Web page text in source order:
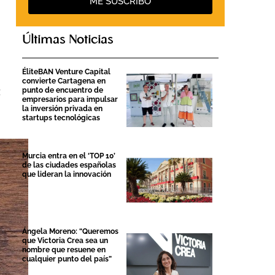
Últimas Noticias
ÉliteBAN Venture Capital
convierte Cartagena en
punto de encuentro de
empresarios para impulsar
la inversión privada en
startups tecnológicas
Murcia entra en el ‘TOP 10’
de las ciudades españolas
que lideran la innovación
Ángela Moreno: “Queremos
que Victoria Crea sea un
nombre que resuene en
cualquier punto del país”